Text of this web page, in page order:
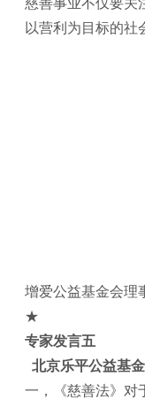
慈善事业不仅要关
以营利为目标的社
增爱公益基金会理
★
专家发言五
北京乐平公益基
一，《慈善法》对